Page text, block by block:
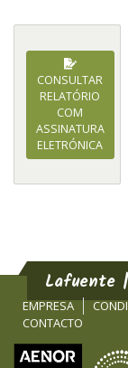
CONSULTAR
RELATÓRIO
COM
ASSINATURA
ELETRÓNICA
Lafuente
EMPRESA
CONTACTO